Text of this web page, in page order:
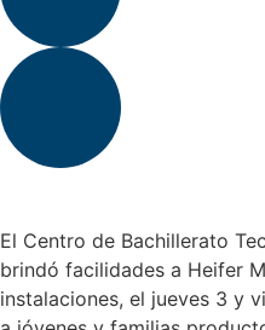
El Centro de Bachillerato
brindó facilidades a Heifer
instalaciones, el jueves 3 y